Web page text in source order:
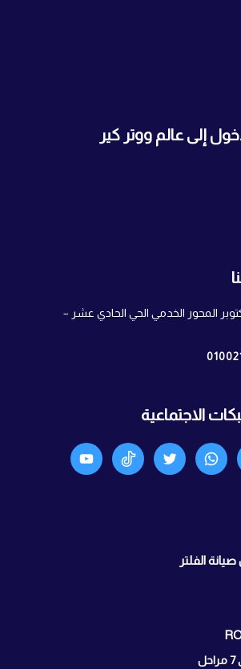
إلى عالم ووتر كير
المحور الخدمي الحي الحادي عشر –
الاجتماعية
واتساب X
TikTok
Youtyube